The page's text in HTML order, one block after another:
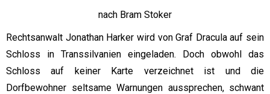
nach Bram Stoker
Rechtsanwalt Jonathan Harker wird von Graf Dracula auf sein
Schloss in Transsilvanien eingeladen. Doch obwohl das
Schloss auf keiner Karte verzeichnet ist und die
Dorfbewohner seltsame Warnungen aussprechen, schwant